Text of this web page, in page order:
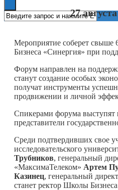
27
Мероприятие соберет свыше
Бизнеса «Синергия» при
Форум направлен на
станут создание особых
получат инструменты
продвижении и личной
Спикерами форума выступят
представители
Среди подтвердивших свое
исследовательского
Трубников, генеральный
«МаксимаТелеком» Артем
Казинец, генеральный
станет ректор Школы